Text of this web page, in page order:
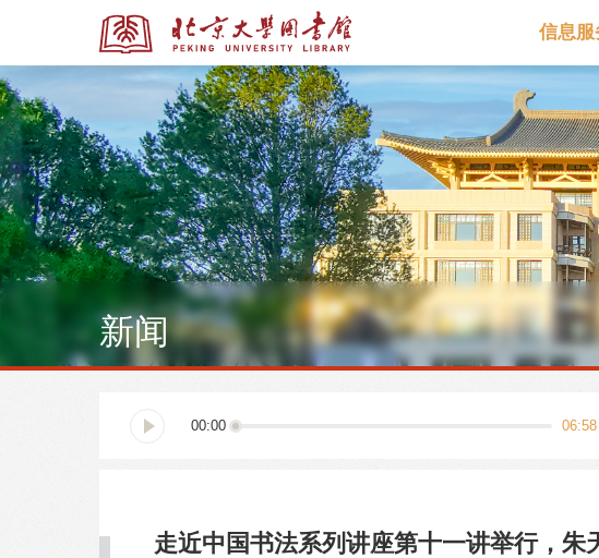
全部资源
全部资源 馆藏目录
多媒体资源 机构知识库
信息服
新闻
00:00 06:58
走近中国书法系列讲座第十一讲举行，